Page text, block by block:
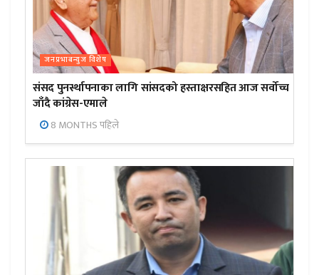
जनप्रभाबन्युज विशेष
संसद पुनर्स्थापनाका लागि सांसदको हस्ताक्षरसहित आज सर्वोच्च
जाँदै कांग्रेस-एमाले
8 MONTHS पहिले